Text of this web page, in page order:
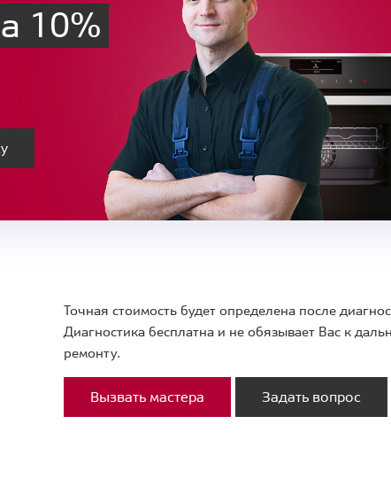
10%
Точная стоимость будет определена после
Диагностика бесплатна и не обязывает Вас к
ремонту.
Вызвать мастера Задать вопрос